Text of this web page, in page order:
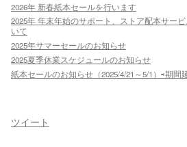
2026年 新春紙本セールを行います
2025年 年末年始のサポート、ストア配本サー
いて
2025年サマーセールのお知らせ
2025夏季休業スケジュールのお知らせ
紙本セールのお知らせ（2025/4/21～5/1）⇨期間
ツイート